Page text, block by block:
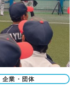
企業・団体